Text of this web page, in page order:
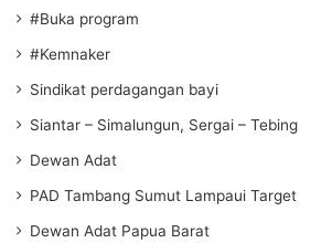
#Buka program
#Kemnaker
Sindikat perdagangan bayi
Siantar – Simalungun, Sergai – Tebing
Dewan Adat
PAD Tambang Sumut Lampaui Target
Dewan Adat Papua Barat